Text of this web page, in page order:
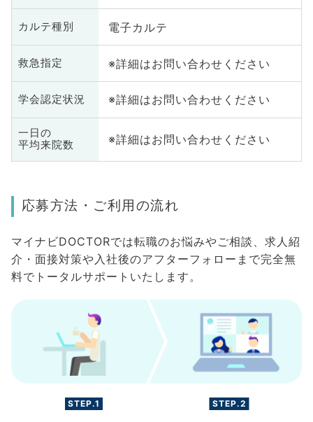
カルテ種別 電子カルテ
救急指定 ※詳細はお問い合わせください
学会認定状況 ※詳細はお問い合わせください
一日の
平均来院数
※詳細はお問い合わせください
応募方法・ご利用の流れ
マイナビDOCTORでは転職のお悩みやご相談、求人紹
介・面接対策や入社後のアフターフォローまで完全無
料でトータルサポートいたします。
STEP.1 STEP.2